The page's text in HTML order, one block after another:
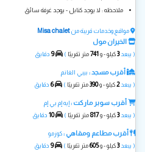
ملاحظه : لا يوجد كنابل - يوجد غرفة سائق
مواقع وخدمات قريبة منMisa chalet
الخيران مول
( يبعد3كيلو - و741متر تقريبًا )
9 دقايق
أقرب مسجد : بيبي الغانم
( يبعد2كيلو - و390متر تقريبًا )
6 دقايق
أقرب سوبر ماركت :إيه إم بي إم
( يبعد3كيلو - و817متر تقريبًا )
10 دقايق
أقرب مطاعم ومقاهي :كوزمو
( يبعد3كيلو - و605متر تقريبًا )
9 دقايق